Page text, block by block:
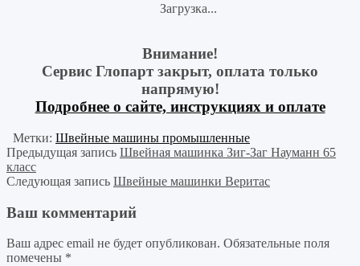
Загрузка...
Внимание!
Сервис Глопарт закрыт, оплата только
напрямую!
Подробнее о сайте, инструкциях и оплате
Метки: Швейные машины промышленные
Предыдущая запись Швейная машинка Зиг-Заг Науманн 65
класс
Следующая запись Швейные машинки Веритас
Ваш комментарий
Ваш адрес email не будет опубликован. Обязательные поля
помечены *